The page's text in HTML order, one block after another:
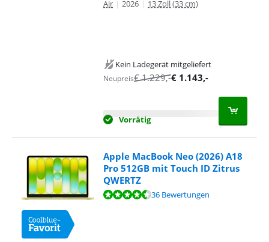
Air | 2026 | 13 Zoll (33 cm)
Kein Ladegerät mitgeliefert
Neupreis€1.229,-€ 1.143,-
Vorrätig
Apple MacBook Neo (2026) A18
Pro 512GB mit Touch ID Zitrus
QWERTZ
Bewertet mit 9,4 von 10, basierend auf 36 Bewertungen.
36 Bewertungen